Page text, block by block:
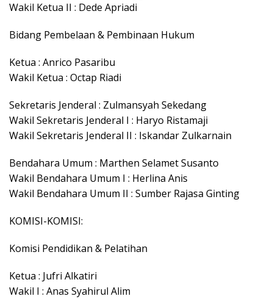
Wakil Ketua II : Dede Apriadi
Bidang Pembelaan & Pembinaan Hukum
Ketua : Anrico Pasaribu
Wakil Ketua : Octap Riadi
Sekretaris Jenderal : Zulmansyah Sekedang
Wakil Sekretaris Jenderal I : Haryo Ristamaji
Wakil Sekretaris Jenderal II : Iskandar Zulkarnain
Bendahara Umum : Marthen Selamet Susanto
Wakil Bendahara Umum I : Herlina Anis
Wakil Bendahara Umum II : Sumber Rajasa Ginting
KOMISI-KOMISI:
Komisi Pendidikan & Pelatihan
Ketua : Jufri Alkatiri
Wakil I : Anas Syahirul Alim